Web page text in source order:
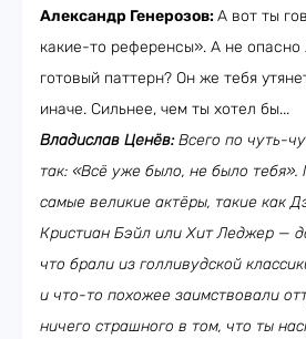
Александр Генерозов:А вот ты
какие-то референсы». А не опасно
готовый паттерн? Он же тебя
иначе. Сильнее, чем ты хотел бы...
Владислав Ценёв:Всего по чуть-
так: «Всё уже было, не было
самые великие актёры, такие как
Кристиан Бэйл или Хит Леджер —
что брали из голливудской
и что-то похожее заимствовали
ничего страшного в том, что ты